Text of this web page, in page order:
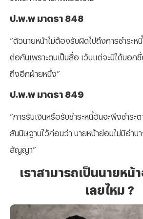
ป.พ.พ มาตรา 848
“ตัวนายหน้าไม่ต้องรับผิดไปถึงการชำระ
ต่อกันเพราะตนเป็นสื่อ เว้นแต่จะมิได้บอก
ถึงอีกฝ่ายหนึ่ง”
ป.พ.พ มาตรา 849
“การรับเงินหรือรับชำระหนี้อันจะพึงชำระ
สันนิษฐานไว้ก่อนว่า นายหน้าย่อมไม่มีอำน
สัญญา”
เราสามารถเป็นนายหน้
เลยไหม ?